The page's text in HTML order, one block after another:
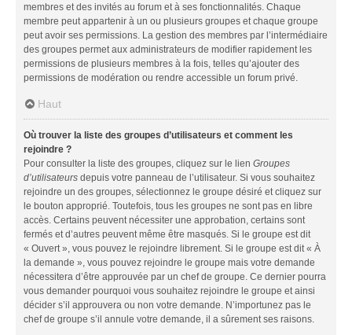
membres et des invités au forum et à ses fonctionnalités. Chaque
membre peut appartenir à un ou plusieurs groupes et chaque groupe
peut avoir ses permissions. La gestion des membres par l’intermédiaire
des groupes permet aux administrateurs de modifier rapidement les
permissions de plusieurs membres à la fois, telles qu’ajouter des
permissions de modération ou rendre accessible un forum privé.
Haut
Où trouver la liste des groupes d’utilisateurs et comment les
rejoindre ?
Pour consulter la liste des groupes, cliquez sur le lien Groupes
d’utilisateurs depuis votre panneau de l’utilisateur. Si vous souhaitez
rejoindre un des groupes, sélectionnez le groupe désiré et cliquez sur
le bouton approprié. Toutefois, tous les groupes ne sont pas en libre
accès. Certains peuvent nécessiter une approbation, certains sont
fermés et d’autres peuvent même être masqués. Si le groupe est dit
« Ouvert », vous pouvez le rejoindre librement. Si le groupe est dit « À
la demande », vous pouvez rejoindre le groupe mais votre demande
nécessitera d’être approuvée par un chef de groupe. Ce dernier pourra
vous demander pourquoi vous souhaitez rejoindre le groupe et ainsi
décider s’il approuvera ou non votre demande. N’importunez pas le
chef de groupe s’il annule votre demande, il a sûrement ses raisons.